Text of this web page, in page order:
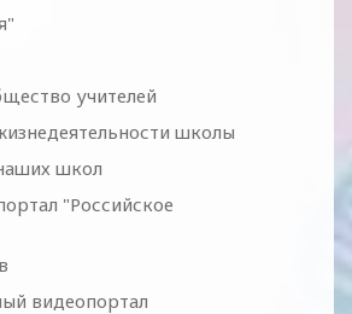
учителей
школы
школ
"Российское
видеопортал